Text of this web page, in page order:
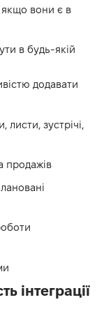
якщо вони є в
в будь-якій
додавати
листи, зустрічі,
продажів
інтеграції